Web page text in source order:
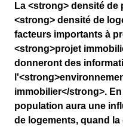
La <strong> densité
<strong> densité de
facteurs importants à
<strong>projet
donneront des
immobilier</strong>.
population aura une
de logements, quand